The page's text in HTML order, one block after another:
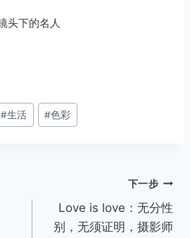
头下的名人
#生活 #色彩
下一步
Love is love：无分性
别，无须证明，摄影师